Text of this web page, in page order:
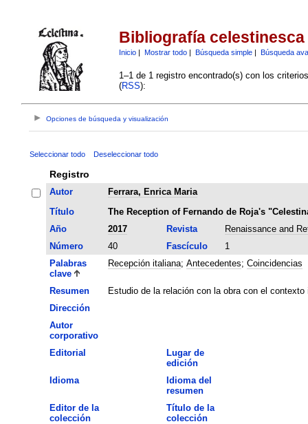
Bibliografía celestinesca
Inicio| Mostrar todo| Búsqueda simple| Búsqueda
1–1 de 1 registro encontrado(s) con los
(RSS):
Opciones de búsqueda y visualización
Seleccionar todo Deseleccionar todo
Registro
Autor
Ferrara, Enrica Maria
Título
The Reception of Fernando de Roja's
Año
2017 Revista
Renaissance and
Número
40 Fascículo
1
Palabras
clave
Recepción italiana; Antecedentes; Coincidencias
Resumen
Estudio de la relación con la obra con el
Dirección
Autor
corporativo
Editorial
Lugar de
edición
Idioma
Idioma del
resumen
Editor de la
colección
Título de la
colección